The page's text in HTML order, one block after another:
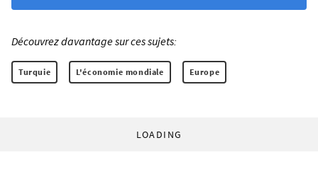
Découvrez davantage sur ces sujets:
Turquie L'économie mondiale Europe
LOADING